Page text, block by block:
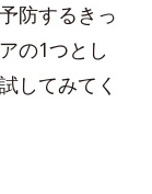
防するきっ
の1つとし
してみてく